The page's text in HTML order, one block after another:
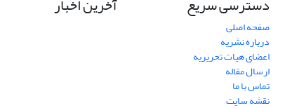
دسترسی سریع
صفحه اصلی
درباره نشریه
اعضای هیات تحریریه
ارسال مقاله
تماس با ما
نقشه سایت
آخرین اخبار